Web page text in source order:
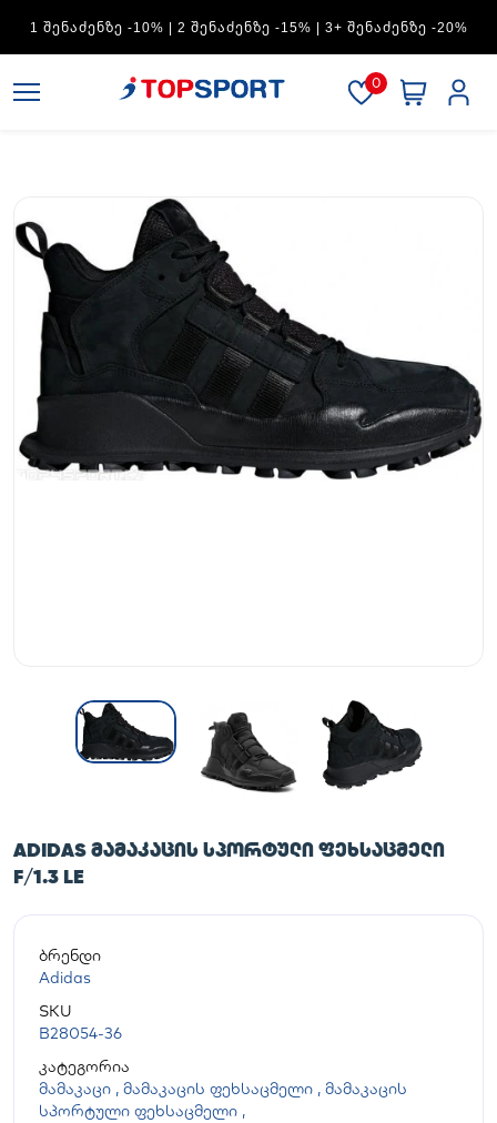
ᲨᲔᲜᲐᲫᲔᲜᲖᲔ -30%
0
ADIDAS ᲛᲐᲛᲐᲙᲐᲪᲘᲡ ᲡᲞᲝᲠᲢᲣᲚᲘ ᲤᲔᲮᲡᲐᲪᲛᲔᲚᲘ
F/1.3 LE
ბრენდი
Adidas
SKU
B28054-36
კატეგორია
მამაკაცი , მამაკაცის ფეხსაცმელი , მამაკაცის
სპორტული ფეხსაცმელი ,